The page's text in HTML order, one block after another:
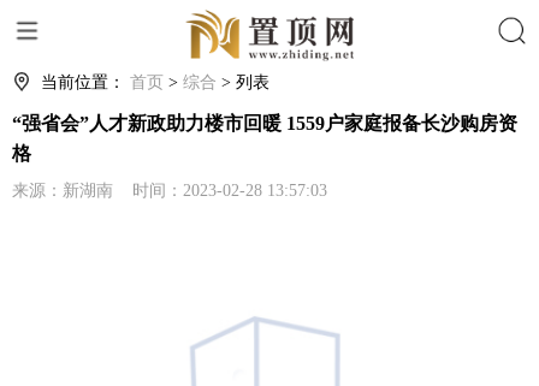
当前位置： 首页 > 综合 > 列表
“强省会”人才新政助力楼市回暖 1559户家庭报备长沙购房资
格
来源：新湖南 时间：2023-02-28 13:57:03